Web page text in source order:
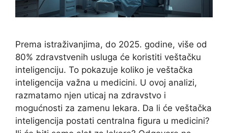
Prema istraživanjima, do 2025. godine, više od
80% zdravstvenih usluga će koristiti veštačku
inteligenciju. To pokazuje koliko je veštačka
inteligencija važna u medicini. U ovoj analizi,
razmatamo njen uticaj na zdravstvo i
mogućnosti za zamenu lekara. Da li će veštačka
inteligencija postati centralna figura u medicini?